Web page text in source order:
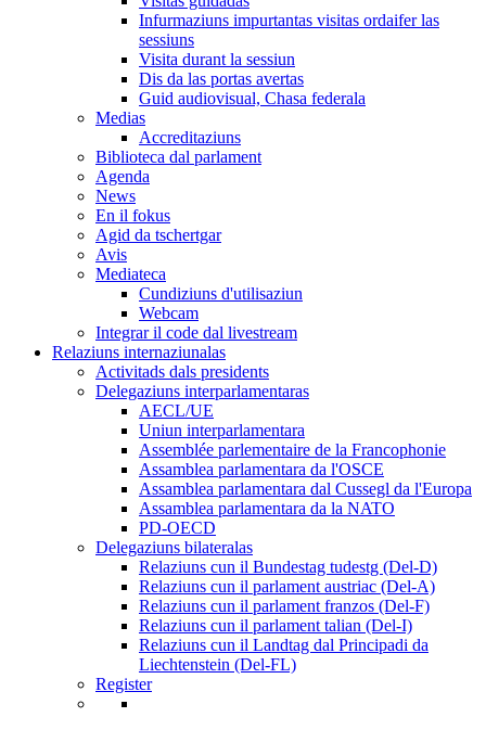
Infurmaziuns impurtantas visitas ordaifer las
sessiuns
Visita durant la sessiun
Dis da las portas avertas
Guid audiovisual, Chasa federala
Medias
Accreditaziuns
Biblioteca dal parlament
Agenda
News
En il fokus
Agid da tschertgar
Avis
Mediateca
Cundiziuns d'utilisaziun
Webcam
Integrar il code dal livestream
Relaziuns internaziunalas
Activitads dals presidents
Delegaziuns interparlamentaras
AECL/UE
Uniun interparlamentara
Assemblée parlementaire de la Francophonie
Assamblea parlamentara da l'OSCE
Assamblea parlamentara dal Cussegl da l'Europa
Assamblea parlamentara da la NATO
PD-OECD
Delegaziuns bilateralas
Relaziuns cun il Bundestag tudestg (Del-D)
Relaziuns cun il parlament austriac (Del-A)
Relaziuns cun il parlament franzos (Del-F)
Relaziuns cun il parlament talian (Del-I)
Relaziuns cun il Landtag dal Principadi da
Liechtenstein (Del-FL)
Register